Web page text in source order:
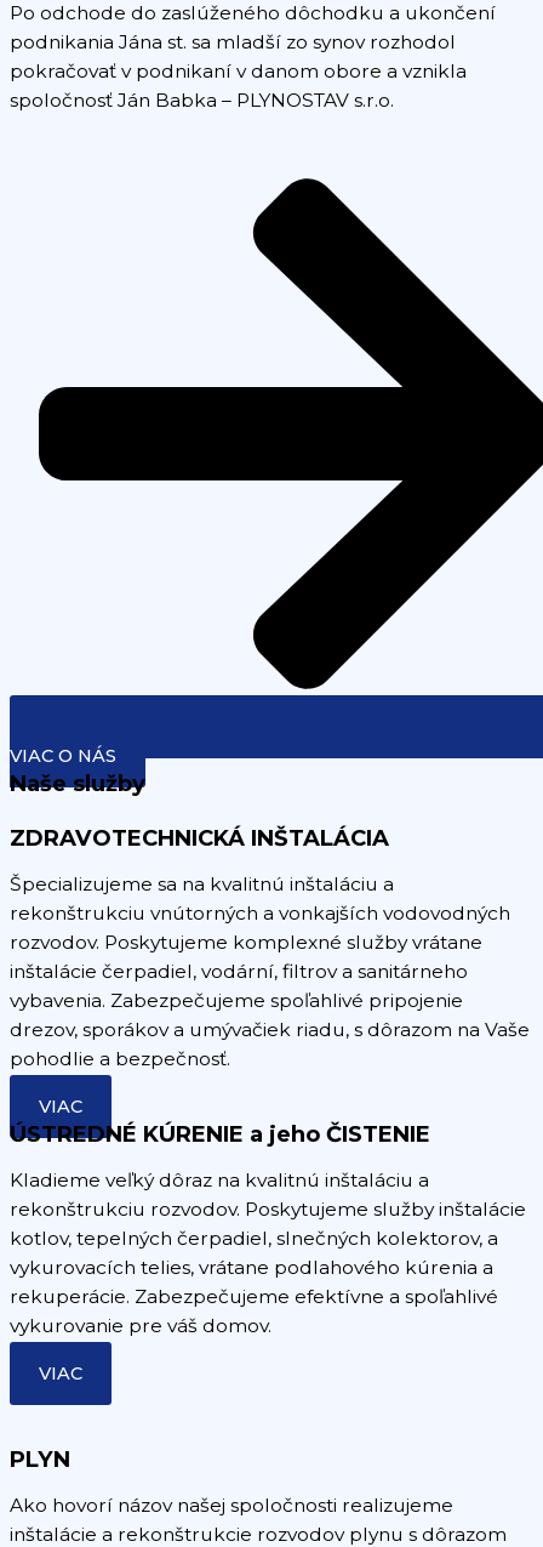
Po odchode do zaslúženého dôchodku a ukončení
podnikania Jána st. sa mladší zo synov rozhodol
pokračovať v podnikaní v danom obore a vznikla
spoločnosť Ján Babka – PLYNOSTAV s.r.o.
VIAC O NÁS
Naše služby
ZDRAVOTECHNICKÁ INŠTALÁCIA
Špecializujeme sa na kvalitnú inštaláciu a
rekonštrukciu vnútorných a vonkajších vodovodných
rozvodov. Poskytujeme komplexné služby vrátane
inštalácie čerpadiel, vodární, filtrov a sanitárneho
vybavenia. Zabezpečujeme spoľahlivé pripojenie
drezov, sporákov a umývačiek riadu, s dôrazom na Vaše
pohodlie a bezpečnosť.
VIAC
ÚSTREDNÉ KÚRENIE a jeho ČISTENIE
Kladieme veľký dôraz na kvalitnú inštaláciu a
rekonštrukciu rozvodov. Poskytujeme služby inštalácie
kotlov, tepelných čerpadiel, slnečných kolektorov, a
vykurovacích telies, vrátane podlahového kúrenia a
rekuperácie. Zabezpečujeme efektívne a spoľahlivé
vykurovanie pre váš domov.
VIAC
PLYN
Ako hovorí názov našej spoločnosti realizujeme
inštalácie a rekonštrukcie rozvodov plynu s dôrazom